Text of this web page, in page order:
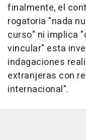
finalmente, el
rogatoria "nada
curso" ni implica
vincular" esta
indagaciones
extranjeras con
internacional".